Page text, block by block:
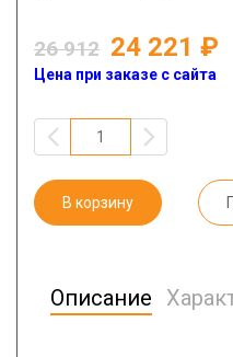
26 912 24 221
Цена при заказе с сайта
В корзину
Описание